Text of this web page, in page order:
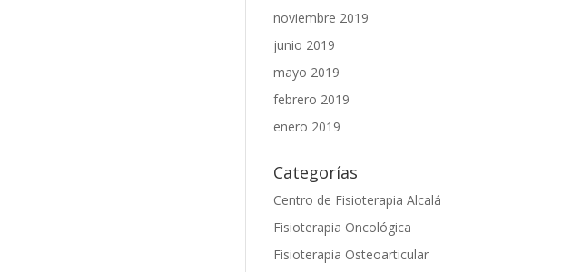
noviembre 2019
junio 2019
mayo 2019
febrero 2019
enero 2019
Categorías
Centro de Fisioterapia Alcalá
Fisioterapia Oncológica
Fisioterapia Osteoarticular